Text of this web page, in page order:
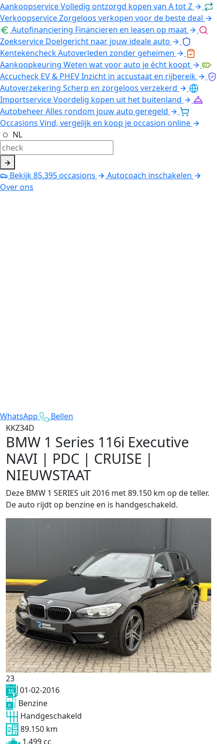
AankoopserviceVolledig ontzorgd kopen van A tot Z
VerkoopserviceZorgeloos verkopen voor de beste deal
Autofinanciering Financieren en leasen op maat
Zoekservice Doelgericht naar jouw ideale auto
KentekencheckAutoverleden zonder geheimen
Aankoopkeuring Weten wat voor auto je écht koopt
Accucheck EV & PHEVInzicht in accustaat en rijbereik
Autoverzekering Scherp en zorgeloos verzekerd
ImportserviceVoordelig kopen uit het buitenland
AutobeheerAlles rondom jouw auto geregeld
Occasions Vind, vergelijk en koop je occasion online
NL
Bekijk85.395occasions
Autocoach inschakelen
Over ons
WhatsApp
Bellen
KKZ34D
BMW 1 Series 116i Executive
NAVI | PDC | CRUISE |
NIEUWSTAAT
Deze BMW 1 SERIES uit 2016 met 89.150 km op de teller.
De auto rijdt op benzine en is handgeschakeld.
23
01-02-2016
Benzine
Handgeschakeld
89.150 km
1.499 cc